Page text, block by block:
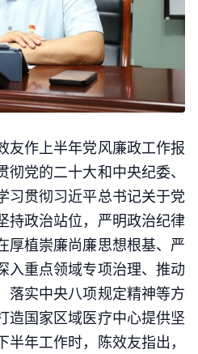
友作上半年党风廉政工作报
党的二十大和中央纪委、
习贯彻习近平总书记关于党
持政治站位，严明政治纪律
厚植崇廉尚廉思想根基、严
入重点领域专项治理、推动
落实中央八项规定精神等方
造国家区域医疗中心提供坚
年工作时，陈效友指出，